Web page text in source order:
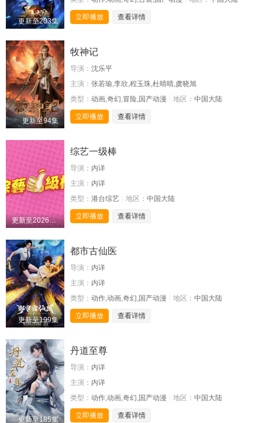
更新至203集 立即播放 查看详情
更新至94集
牧神记
导演： 沈乐平
主演： 张若瑜,李欣,程玉珠,杜晴晴,虞晓旭
类型： 动画,奇幻,冒险,国产动漫 地区： 中国大陆
立即播放 查看详情
更新至20260725期
综艺一级棒
导演： 内详
主演： 内详
类型： 港台综艺 地区： 中国大陆
立即播放 查看详情
更新至199集
都市古仙医
导演： 内详
主演： 内详
类型： 动作,动画,奇幻,国产动漫 地区： 中国大陆
立即播放 查看详情
更新至185集
丹道至尊
导演： 内详
主演： 内详
类型： 动作,动画,奇幻,国产动漫 地区： 中国大陆
立即播放 查看详情